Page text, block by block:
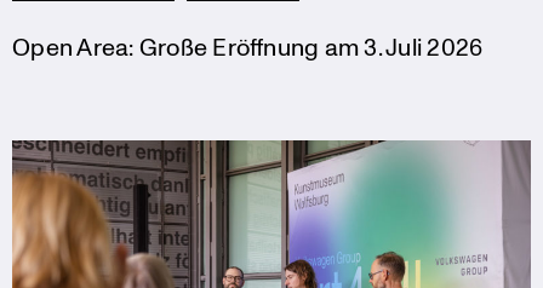
Open Area: Große Eröffnung am 3. Juli 2026